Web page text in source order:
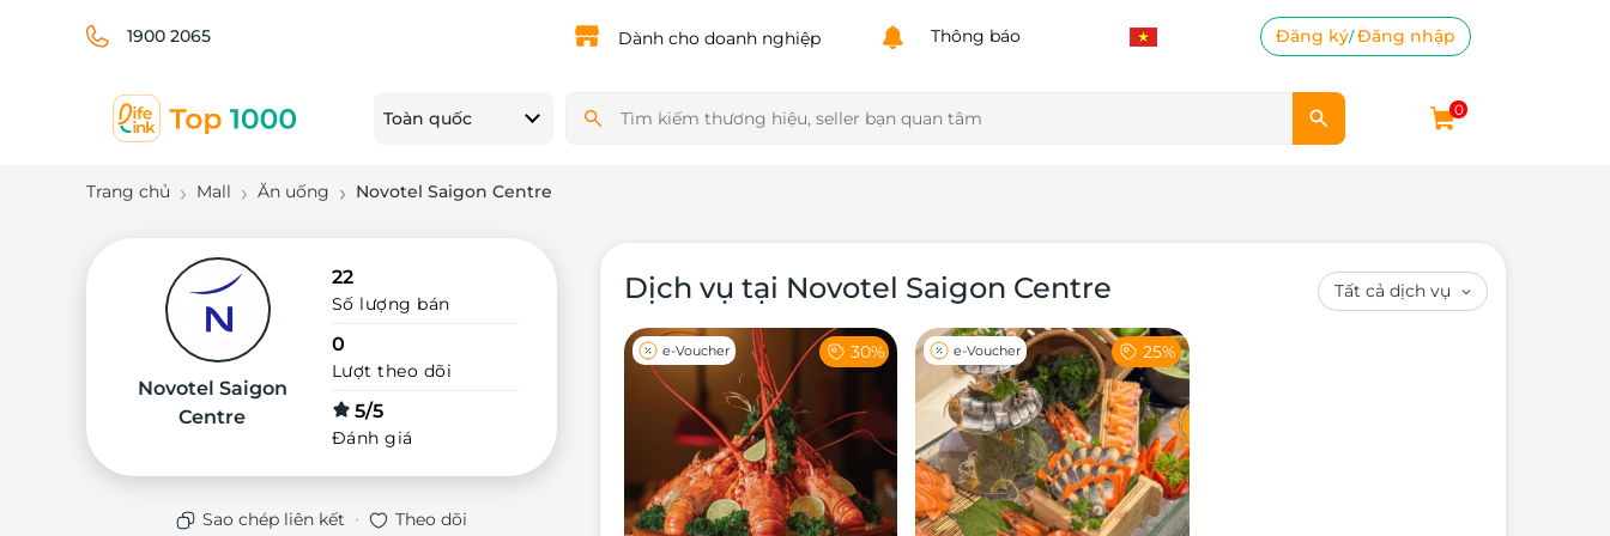
1900 2065 Dành cho doanh nghiệp Thông báo Đăng ký/Đăng nhập
Toàn quốc 0
Trang chủ Mall Ăn uống Novotel Saigon Centre
Novotel Saigon
Centre
22
Số lượng bán
0
Lượt theo dõi
5/5
Đánh giá
Sao chép liên kết · Theo dõi
Dịch vụ tại Novotel Saigon Centre
e-Voucher 30% e-Voucher 25%